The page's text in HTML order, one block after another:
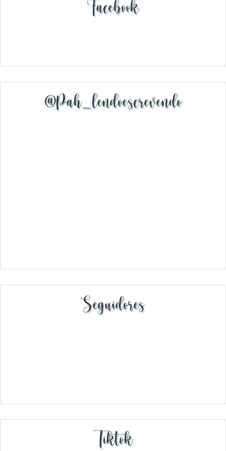
Facebook
@pah_lendoescrevendo
Seguidores
Tiktok